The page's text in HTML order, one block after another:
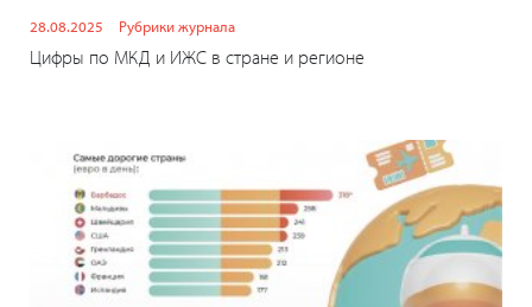
28.08.2025 Рубрики журнала
Цифры по МКД и ИЖС в стране и регионе